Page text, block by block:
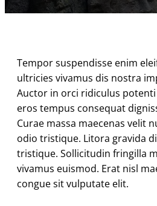
Tempor suspendisse enim
ultricies vivamus dis nostra
Auctor in orci ridiculus
eros tempus consequat
Curae massa maecenas velit
odio tristique. Litora gravida
tristique. Sollicitudin fringilla
vivamus euismod. Erat nisl
congue sit vulputate elit.